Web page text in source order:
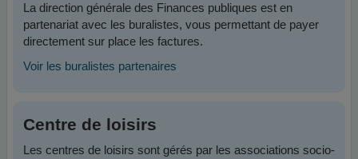
La direction générale des Finances publiques est en
partenariat avec les buralistes, vous permettant de payer
directement sur place les factures.
Voir les buralistes partenaires
Centre de loisirs
Les centres de loisirs sont gérés par les associations socio-